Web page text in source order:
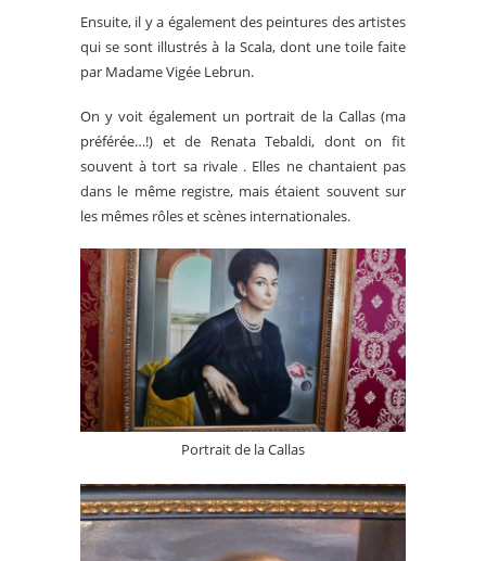
Ensuite, il y a également des peintures des artistes
qui se sont illustrés à la Scala, dont une toile faite
par Madame Vigée Lebrun.
On y voit également un portrait de la Callas (ma
préférée…!) et de Renata Tebaldi, dont on fit
souvent à tort sa rivale . Elles ne chantaient pas
dans le même registre, mais étaient souvent sur
les mêmes rôles et scènes internationales.
Portrait de la Callas